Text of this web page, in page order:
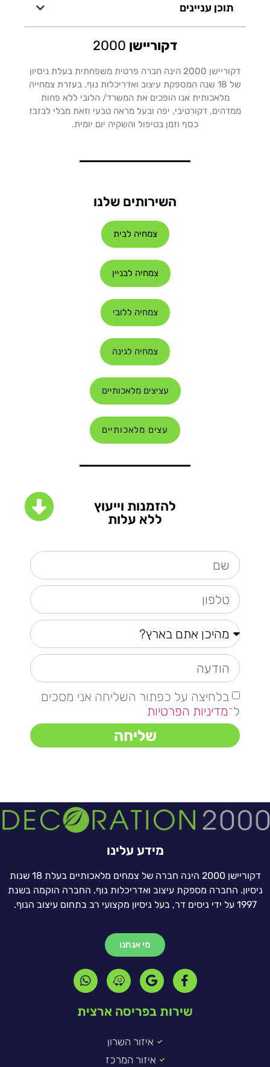
תוכן עניינים
דקוריישן 2000
דקוריישן 2000 הינה חברה פרטית משפחתית בעלת ניסיון
של 18 שנה המספקת עיצוב ואדריכלות נוף. בעזרת צמחייה
מלאכותית אנו הופכים את המשרד/ הלובי ללא פחות
ממדהים, דקורטיבי, יפה ובעל מראה טבעי וזאת מבלי לבזבז
כסף וזמן בטיפול והשקיה יום יומית.
השירותים שלנו
צמחיה לבית
צמחיה לבניין
צמחיה ללובי
צמחיה לגינה
עציצים מלאכותיים
עצים מלאכותיים
להזמנות וייעוץ
ללא עלות
בלחיצה על כפתור השליחה אני מסכים
ל־מדיניות הפרטיות
שליחה
מידע עלינו
דקוריישן 2000 הינה חברה של צמחים מלאכותיים בעלת 18 שנות
ניסיון. החברה מספקת עיצוב ואדריכלות נוף. החברה הוקמה בשנת
1997 על ידי ניסים דר, בעל ניסיון מקצועי רב בתחום עיצוב הנוף.
מי אנחנו
שירות בפריסה ארצית
איזור השרון
איזור המרכז